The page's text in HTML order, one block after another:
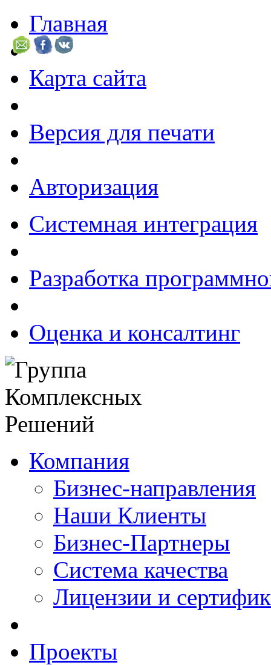
Главная
Карта сайта
Версия для печати
Авторизация
Системная интеграция
Разработка
Оценка и консалтинг
Компания
Бизнес-направления
Наши Клиенты
Бизнес-Партнеры
Система качества
Лицензии и
Проекты